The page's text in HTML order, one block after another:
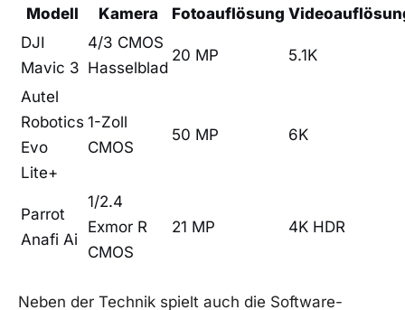
Modell Kamera Fotoauflösung
DJI
Mavic 3
4/3 CMOS
Hasselblad
20⁣ MP 5.1K
Autel
Robotics
Evo
Lite+
1-Zoll
‍CMOS
50 MP 6K
Parrot
Anafi‌ Ai
1/2.4
⁤Exmor R
CMOS
21 MP 4K‍ HDR
Neben der Technik spielt auch‍ die Software-